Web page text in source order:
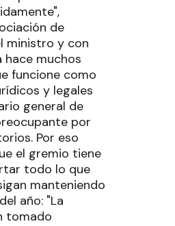
de
ministro y con
muchos
funcione como
y legales
general de
por
Por eso
el gremio tiene
todo lo que
manteniendo
año: "La
tomado